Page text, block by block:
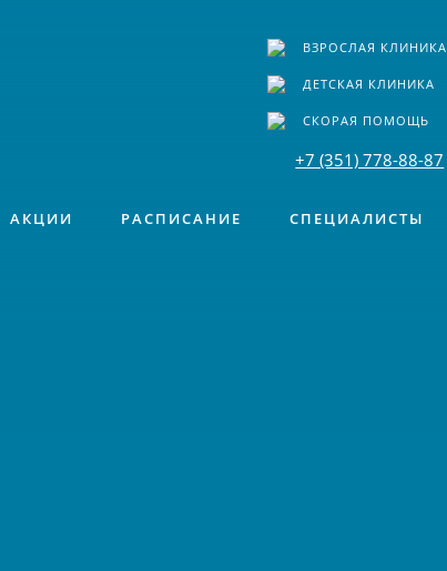
ВЗРОСЛАЯ КЛИНИКА
ДЕТСКАЯ КЛИНИКА
СКОРАЯ ПОМОЩЬ
+7 (351) 778-88-87
АКЦИИ РАСПИСАНИЕ СПЕЦИАЛИСТЫ